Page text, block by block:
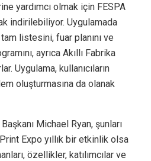
yardımcı olmak için FESPA
indirilebiliyor. Uygulamada
tam listesini, fuar planını ve
ayrıca Akıllı Fabrika
Uygulama, kullanıcıların
oluşturmasına da olanak
Michael Ryan, şunları
Expo yıllık bir etkinlik olsa
özellikler, katılımcılar ve